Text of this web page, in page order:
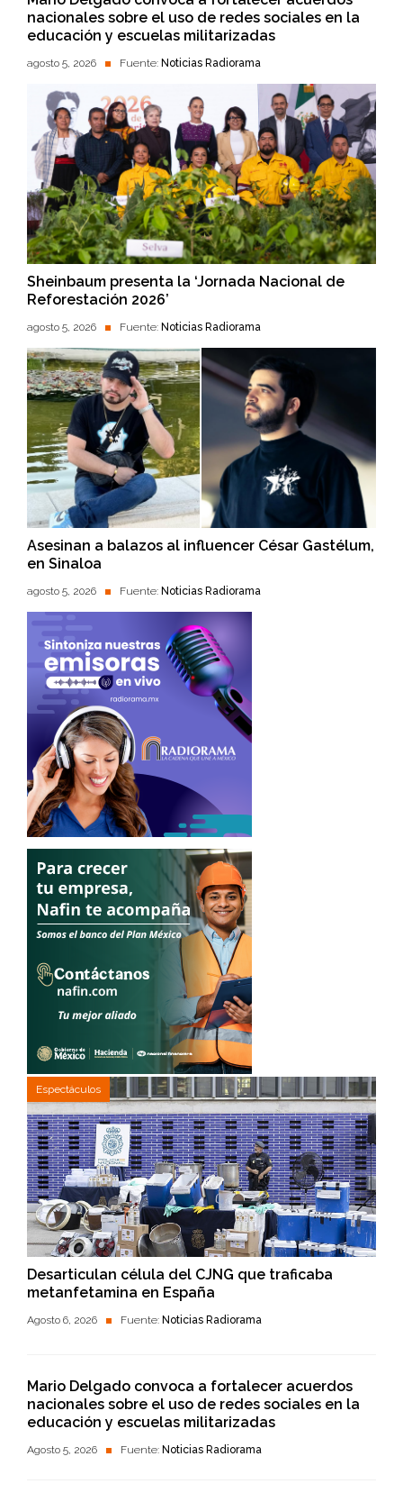
nacionales sobre el uso de redes sociales en la
educación y escuelas militarizadas
agosto 5, 2026 Fuente: Noticias Radiorama
Sheinbaum presenta la ‘Jornada Nacional de
Reforestación 2026’
agosto 5, 2026 Fuente: Noticias Radiorama
Asesinan a balazos al influencer César Gastélum,
en Sinaloa
agosto 5, 2026 Fuente: Noticias Radiorama
Espectáculos
Desarticulan célula del CJNG que traficaba
metanfetamina en España
Agosto 6, 2026 Fuente: Noticias Radiorama
Mario Delgado convoca a fortalecer acuerdos
nacionales sobre el uso de redes sociales en la
educación y escuelas militarizadas
Agosto 5, 2026 Fuente: Noticias Radiorama